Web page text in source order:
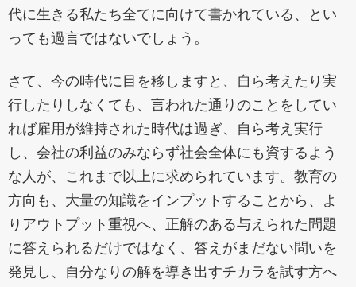
代に生きる私たち全てに向けて書かれている、とい
っても過言ではないでしょう。
さて、今の時代に目を移しますと、自ら考えたり実
行したりしなくても、言われた通りのことをしてい
れば雇用が維持された時代は過ぎ、自ら考え実行
し、会社の利益のみならず社会全体にも資するよう
な人が、これまで以上に求められています。教育の
方向も、大量の知識をインプットすることから、よ
りアウトプット重視へ、正解のある与えられた問題
に答えられるだけではなく、答えがまだない問いを
発見し、自分なりの解を導き出すチカラを試す方へ